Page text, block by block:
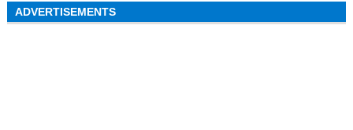
ADVERTISEMENTS